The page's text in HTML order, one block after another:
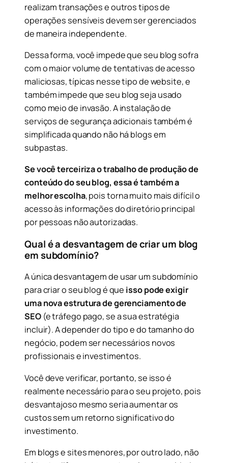
realizam transações e outros tipos de
operações sensíveis devem ser gerenciados
de maneira independente.
Dessa forma, você impede que seu blog sofra
com o maior volume de tentativas de acesso
maliciosas, típicas nesse tipo de website, e
também impede que seu blog seja usado
como meio de invasão. A instalação de
serviços de segurança adicionais também é
simplificada quando não há blogs em
subpastas.
Se você terceiriza o trabalho de produção de
conteúdo do seu blog, essa é também a
melhor escolha, pois torna muito mais difícil o
acesso às informações do diretório principal
por pessoas não autorizadas.
Qual é a desvantagem de criar um blog
em subdomínio?
A única desvantagem de usar um subdomínio
para criar o seu blog é que isso pode exigir
uma nova estrutura de gerenciamento de
SEO(e tráfego pago, se a sua estratégia
incluir). A depender do tipo e do tamanho do
negócio, podem ser necessários novos
profissionais e investimentos.
Você deve verificar, portanto, se isso é
realmente necessário para o seu projeto, pois
desvantajoso mesmo seria aumentar os
custos sem um retorno significativo do
investimento.
Em blogs e sites menores, por outro lado, não